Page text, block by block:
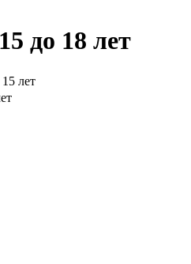
до 18 лет
лет